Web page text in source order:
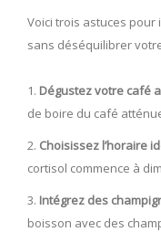
Voici trois astuces
sans déséquilibrer
Dégustez votre café
de boire du café
Choisissez l’horaire
cortisol commence à
Intégrez des
boisson avec des